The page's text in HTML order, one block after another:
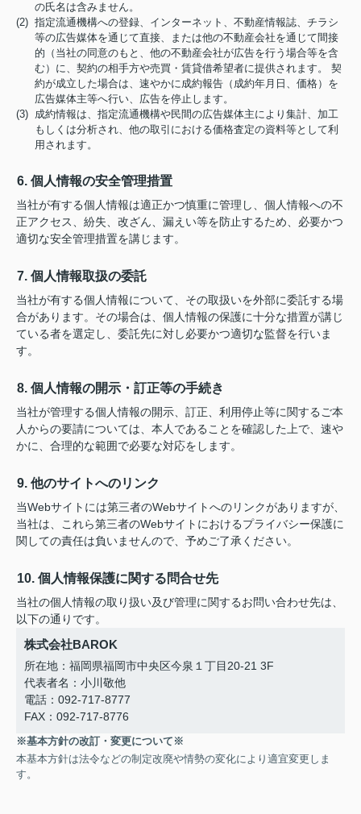
の氏名は含みません。
(2) 指定流通機構への登録、インターネット、不動産情報誌、チラシ
等の広告媒体を通じて直接、または他の不動産会社を通じて間接
的（当社の同意のもと、他の不動産会社が広告を行う場合等を含
む）に、契約の相手方や売買・賃貸借希望者に提供されます。 契
約が成立した場合は、速やかに成約報告（成約年月日、価格）を
広告媒体主等へ行い、広告を停止します。
(3) 成約情報は、指定流通機構や民間の広告媒体主により集計、加工
もしくは分析され、他の取引における価格査定の資料等として利
用されます。
6. 個人情報の安全管理措置
当社が有する個人情報は適正かつ慎重に管理し、個人情報への不
正アクセス、紛失、改ざん、漏えい等を防止するため、必要かつ
適切な安全管理措置を講じます。
7. 個人情報取扱の委託
当社が有する個人情報について、その取扱いを外部に委託する場
合があります。その場合は、個人情報の保護に十分な措置が講じ
ている者を選定し、委託先に対し必要かつ適切な監督を行いま
す。
8. 個人情報の開示・訂正等の手続き
当社が管理する個人情報の開示、訂正、利用停止等に関するご本
人からの要請については、本人であることを確認した上で、速や
かに、合理的な範囲で必要な対応をします。
9. 他のサイトへのリンク
当Webサイトには第三者のWebサイトへのリンクがありますが、
当社は、これら第三者のWebサイトにおけるプライバシー保護に
関しての責任は負いませんので、予めご了承ください。
10. 個人情報保護に関する問合せ先
当社の個人情報の取り扱い及び管理に関するお問い合わせ先は、
以下の通りです。
株式会社BAROK
所在地：福岡県福岡市中央区今泉１丁目20-21 3F
代表者名：小川敬他
電話：092-717-8777
FAX：092-717-8776
※基本方針の改訂・変更について※
本基本方針は法令などの制定改廃や情勢の変化により適宜変更しま
す。